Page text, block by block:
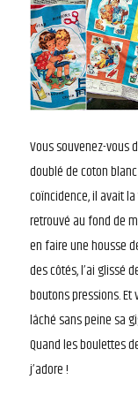
Vous souvenez-vous
doublé de coton
coïncidence, il avait
retrouvé au fond de
en faire une housse
des côtés, l’ai glissé
boutons pressions.
lâché sans peine sa
Quand les boulettes
j’adore !